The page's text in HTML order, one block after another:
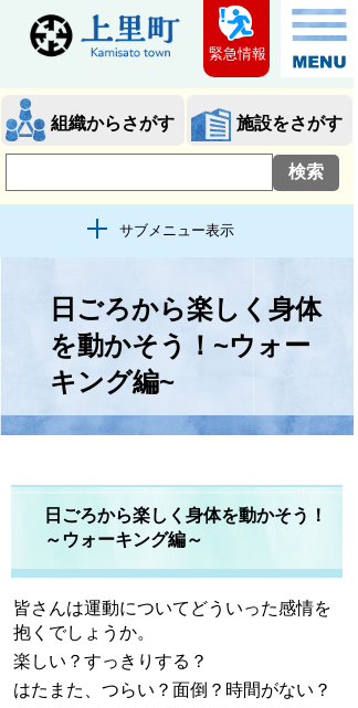
組織からさがす 施設をさがす
サブメニュー表示
緊急情報
日ごろから楽しく身体
を動かそう！~ウォー
キング編~
日ごろから楽しく身体を動かそう！
～ウォーキング編～
皆さんは運動についてどういった感情を
抱くでしょうか。
楽しい？すっきりする？
はたまた、つらい？面倒？時間がない？